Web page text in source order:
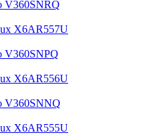
X6AR557U
X6AR556U
X6AR555U